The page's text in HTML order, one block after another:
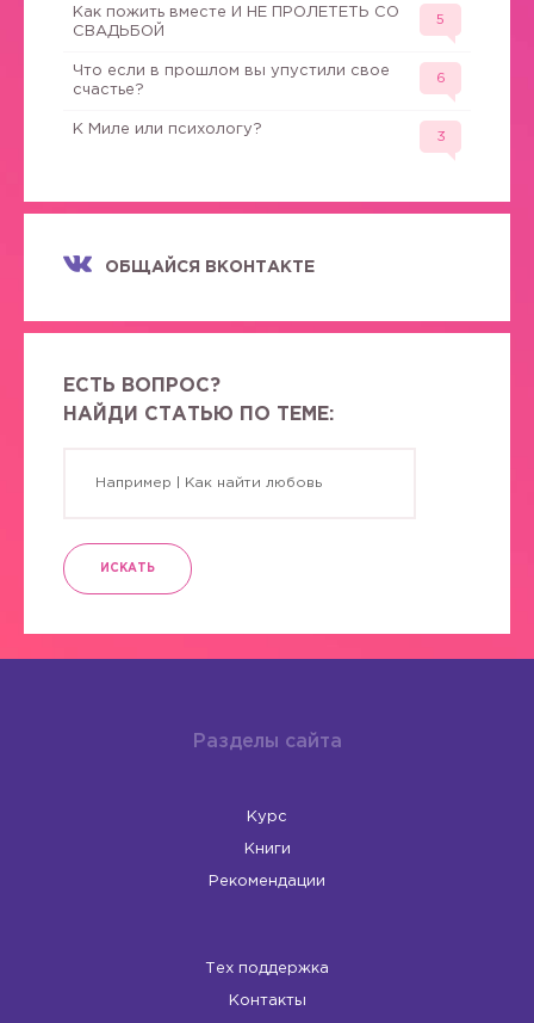
Как пожить вместе И НЕ ПРОЛЕТЕТЬ СО
СВАДЬБОЙ
5
Что если в прошлом вы упустили свое
счастье?
6
К Миле или психологу?
3
ОБЩАЙСЯ ВКОНТАКТЕ
ЕСТЬ ВОПРОС?
НАЙДИ СТАТЬЮ ПО ТЕМЕ:
ИСКАТЬ
Разделы сайта
Курс
Книги
Рекомендации
Тех поддержка
Контакты